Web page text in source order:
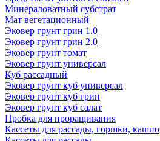
Минераловатный субстрат
Мат вегетационный
Эковер грунт грин 1.0
Эковер грунт грин 2.0
Эковер грунт томат
Эковер грунт универсал
Куб рассадный
Эковер грунт куб универсал
Эковер грунт куб грин
Эковер грунт куб салат
Пробка для проращивания
Кассеты для рассады, горшки, кашпо